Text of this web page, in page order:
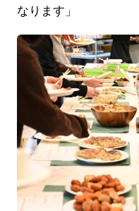
なります」